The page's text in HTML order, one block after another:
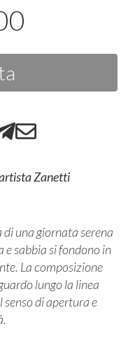
Zanetti
di una giornata serena
e sabbia si fondono in
La composizione
lungo la linea
di apertura e